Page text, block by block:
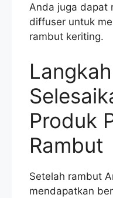
Anda juga dapat
diffuser untuk
rambut keriting.
Produk
Rambut
Setelah rambut
mendapatkan